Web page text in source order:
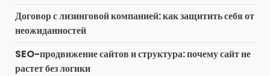
Договор с лизинговой компанией: как защитить себя от
неожиданностей
SEO-продвижение сайтов и структура: почему сайт не
растет без логики